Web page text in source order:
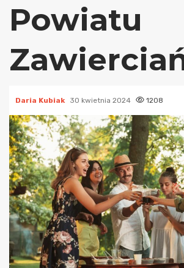
Powiatu
Daria Kubiak 30 kwietnia 2024 1208